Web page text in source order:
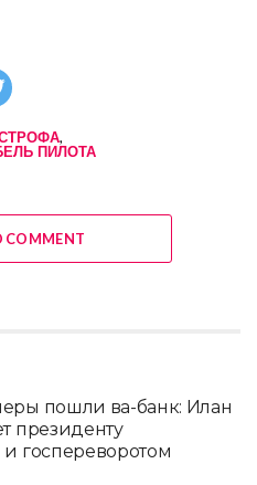
,
ПИЛОТА
COMMENT
пошли ва-банк: Илан
президенту
госпереворотом